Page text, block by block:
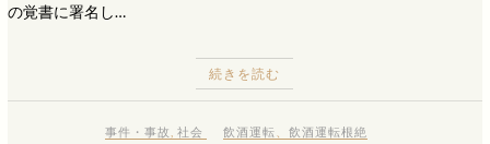
の覚書に署名し…
続きを読む
事件・事故 ,社会 飲酒運転 、飲酒運転根絶